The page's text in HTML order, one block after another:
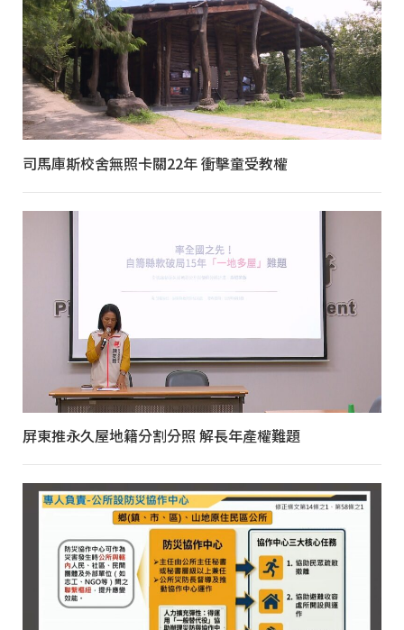
司馬庫斯校舍無照卡關22年 衝擊童受教權
屏東推永久屋地籍分割分照 解長年產權難題